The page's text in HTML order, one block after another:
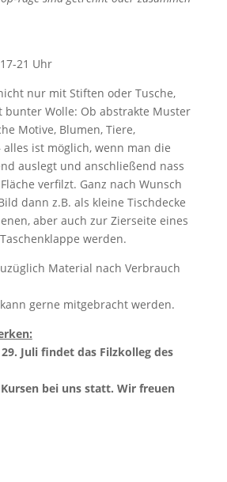
21 Uhr
nur mit Stiften oder Tusche,
bunter Wolle: Ob abstrakte Muster
Motive, Blumen, Tiere,
ist möglich, wenn man die
auslegt und anschließend nass
verfilzt. Ganz nach Wunsch
dann z.B. als kleine Tischdecke
aber auch zur Zierseite eines
werden.
Material nach Verbrauch
gerne mitgebracht werden.
Juli findet das Filzkolleg des
bei uns statt. Wir freuen